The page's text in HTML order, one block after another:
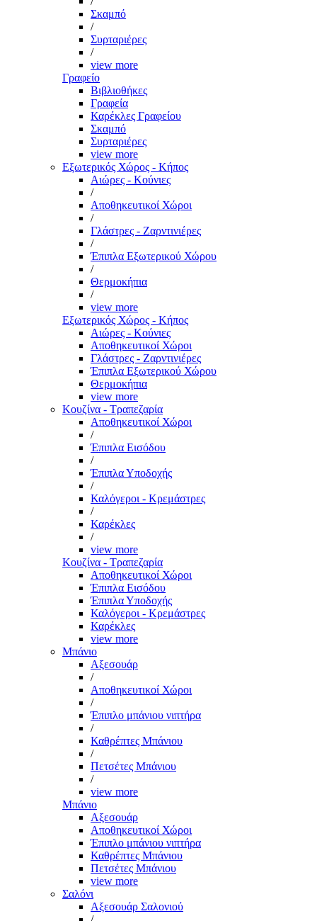
Σκαμπό
/
Συρταριέρες
/
view more
Γραφείο
Βιβλιοθήκες
Γραφεία
Καρέκλες Γραφείου
Σκαμπό
Συρταριέρες
view more
Εξωτερικός Χώρος - Κήπος
Αιώρες - Κούνιες
/
Αποθηκευτικοί Χώροι
/
Γλάστρες - Ζαρντινιέρες
/
Έπιπλα Εξωτερικού Χώρου
/
Θερμοκήπια
/
view more
Εξωτερικός Χώρος - Κήπος
Αιώρες - Κούνιες
Αποθηκευτικοί Χώροι
Γλάστρες - Ζαρντινιέρες
Έπιπλα Εξωτερικού Χώρου
Θερμοκήπια
view more
Κουζίνα - Τραπεζαρία
Αποθηκευτικοί Χώροι
/
Έπιπλα Εισόδου
/
Έπιπλα Υποδοχής
/
Καλόγεροι - Κρεμάστρες
/
Καρέκλες
/
view more
Κουζίνα - Τραπεζαρία
Αποθηκευτικοί Χώροι
Έπιπλα Εισόδου
Έπιπλα Υποδοχής
Καλόγεροι - Κρεμάστρες
Καρέκλες
view more
Μπάνιο
Αξεσουάρ
/
Αποθηκευτικοί Χώροι
/
Έπιπλο μπάνιου νιπτήρα
/
Καθρέπτες Μπάνιου
/
Πετσέτες Μπάνιου
/
view more
Μπάνιο
Αξεσουάρ
Αποθηκευτικοί Χώροι
Έπιπλο μπάνιου νιπτήρα
Καθρέπτες Μπάνιου
Πετσέτες Μπάνιου
view more
Σαλόνι
Αξεσουάρ Σαλονιού